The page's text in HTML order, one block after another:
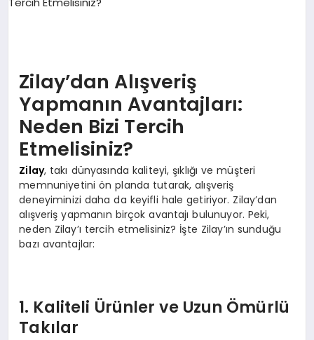
SAĞLIK
YAŞAM
DIĞER
Zilay’dan Alışveriş
Yapmanın Avantajları:
Neden Bizi Tercih
Etmelisiniz?
Zilay, takı dünyasında kaliteyi, şıklığı ve müşteri
memnuniyetini ön planda tutarak, alışveriş
deneyiminizi daha da keyifli hale getiriyor. Zilay’dan
alışveriş yapmanın birçok avantajı bulunuyor. Peki,
neden Zilay’ı tercih etmelisiniz? İşte Zilay’ın sunduğu
bazı avantajlar:
1. Kaliteli Ürünler ve Uzun Ömürlü
Takılar